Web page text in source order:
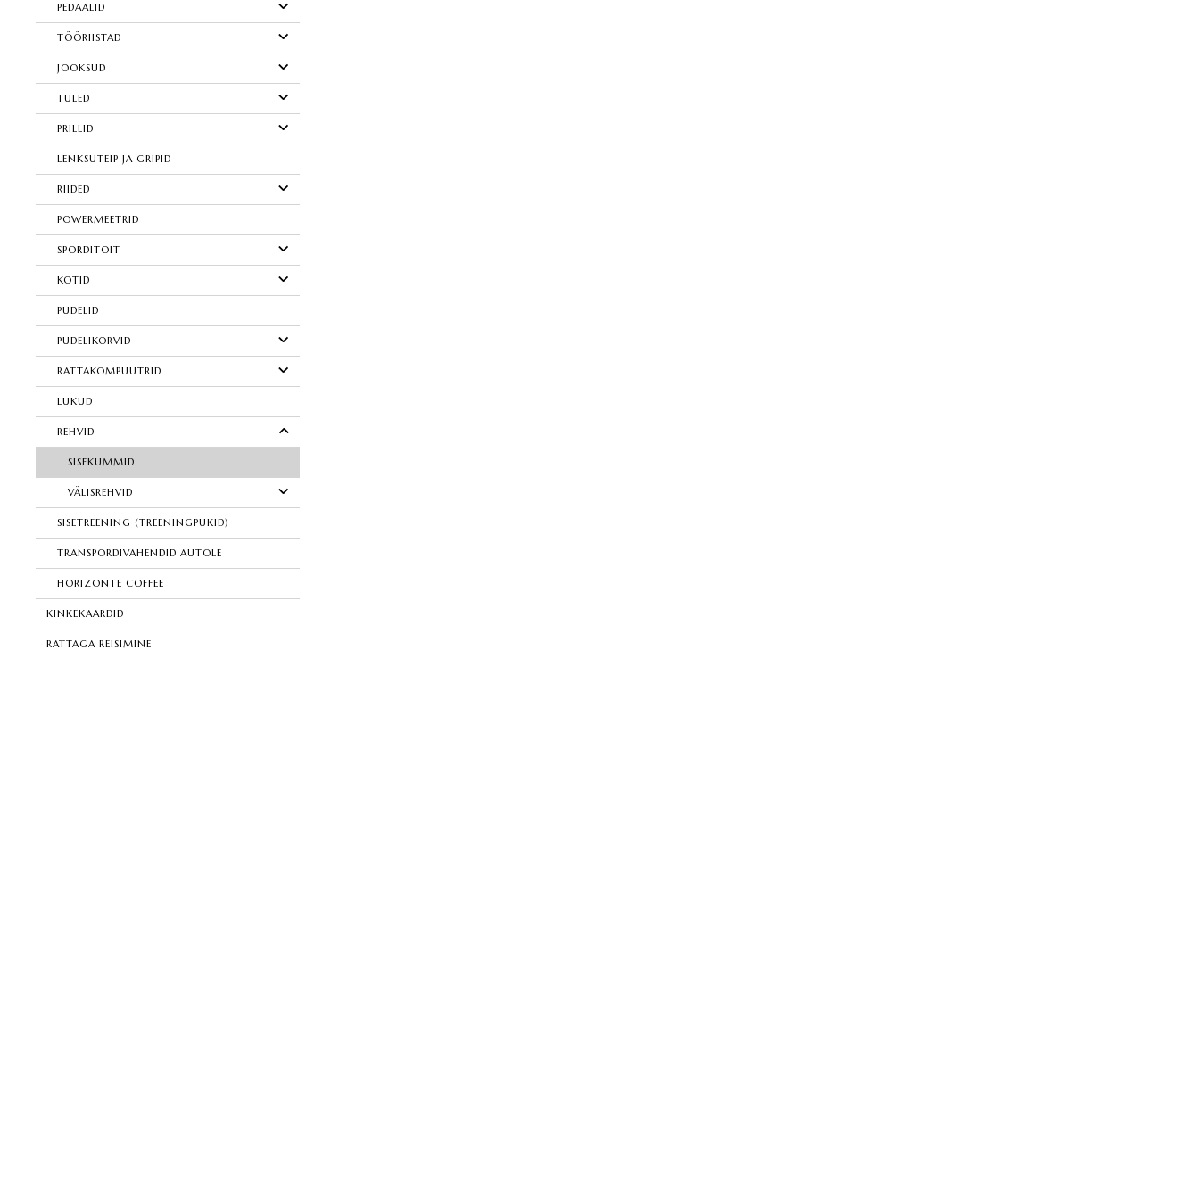
PEDAALID
TÖÖRIISTAD
JOOKSUD
TULED
PRILLID
LENKSUTEIP JA GRIPID
RIIDED
POWERMEETRID
SPORDITOIT
KOTID
PUDELID
PUDELIKORVID
RATTAKOMPUUTRID
LUKUD
REHVID
SISEKUMMID
VÄLISREHVID
SISETREENING (TREENINGPUKID)
TRANSPORDIVAHENDID AUTOLE
HORIZONTE COFFEE
KINKEKAARDID
RATTAGA REISIMINE